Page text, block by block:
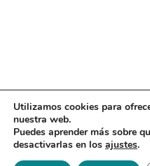
Utilizamos cookies para
nuestra web.
Puedes aprender más sobre
desactivarlas en los ajustes.